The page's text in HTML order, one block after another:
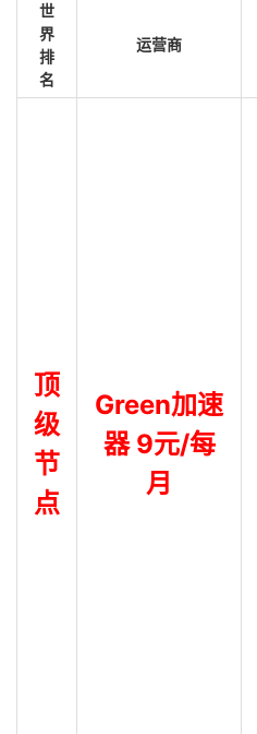
世
界
排
名
运营商
顶
级
节
点
Green加速
器 9元/每
月